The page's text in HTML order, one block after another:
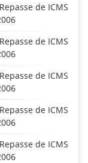
de ICMS
de ICMS
de ICMS
de ICMS
de ICMS